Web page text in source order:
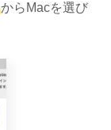
からMacを選び